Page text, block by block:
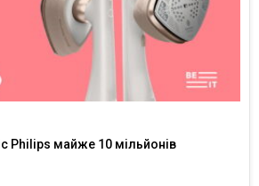
Philips майже 10 мільйонів